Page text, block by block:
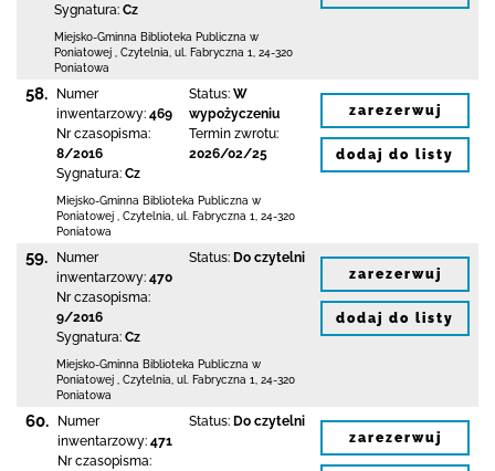
Sygnatura: Cz
Miejsko-Gminna Biblioteka Publiczna w
Poniatowej
Czytelnia, ul. Fabryczna 1
24-320
Poniatowa
58.
Numer
inwentarzowy: 469
Nr czasopisma:
8/2016
Sygnatura: Cz
Status: W
wypożyczeniu
Termin zwrotu:
2026/02/25
Miejsko-Gminna Biblioteka Publiczna w
Poniatowej
Czytelnia, ul. Fabryczna 1
24-320
Poniatowa
zarezerwuj
dodaj do listy
59.
Numer
inwentarzowy: 470
Nr czasopisma:
9/2016
Sygnatura: Cz
Status: Do czytelni
Miejsko-Gminna Biblioteka Publiczna w
Poniatowej
Czytelnia, ul. Fabryczna 1
24-320
Poniatowa
zarezerwuj
dodaj do listy
60.
Numer
inwentarzowy: 471
Nr czasopisma:
Status: Do czytelni
zarezerwuj